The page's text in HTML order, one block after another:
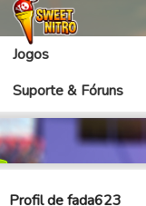
Jogos
Suporte & Fóruns
Profil de fada623